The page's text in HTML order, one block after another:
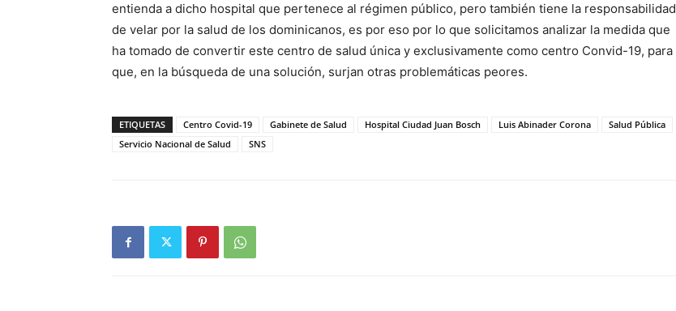
entienda a dicho hospital que pertenece al régimen público, pero también tiene la responsabilidad
de velar por la salud de los dominicanos, es por eso por lo que solicitamos analizar la medida que
ha tomado de convertir este centro de salud única y exclusivamente como centro Convid-19, para
que, en la búsqueda de una solución, surjan otras problemáticas peores.
ETIQUETAS Centro Covid-19 Gabinete de Salud Hospital Ciudad Juan Bosch Luis Abinader Corona
Salud Pública
Servicio Nacional de Salud
SNS